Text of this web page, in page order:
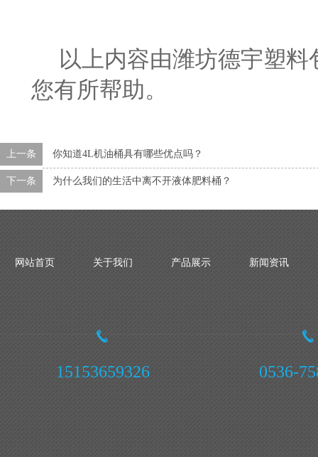
以上内容由潍坊德宇塑料
您有所帮助。
上一条 你知道4L机油桶具有哪些优点吗？
下一条 为什么我们的生活中离不开液体肥料桶？
网站首页 关于我们 产品展示 新闻资讯
15153659326 0536-